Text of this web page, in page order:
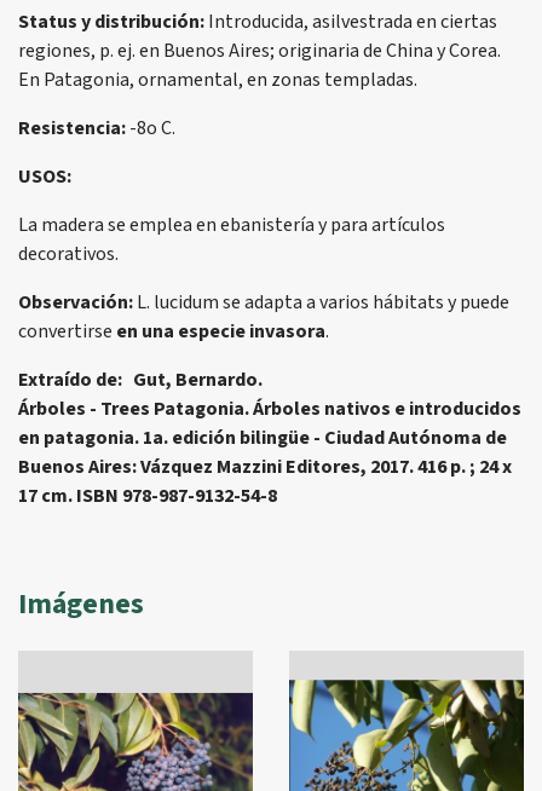
Status y distribución:Introducida, asilvestrada en ciertas
regiones, p. ej. en Buenos Aires; originaria de China y Corea.
En Patagonia, ornamental, en zonas templadas.
Resistencia:-8o C.
USOS:
La madera se emplea en ebanistería y para artículos
decorativos.
Observación:L. lucidum se adapta a varios hábitats y puede
convertirse en una especie invasora.
Extraído de: Gut, Bernardo.
Árboles - Trees Patagonia. Árboles nativos e introducidos
en patagonia. 1a. edición bilingüe - Ciudad Autónoma de
Buenos Aires: Vázquez Mazzini Editores, 2017. 416 p. ; 24 x
17 cm. ISBN 978-987-9132-54-8
Imágenes